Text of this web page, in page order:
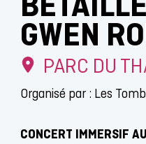
GWEN
PARC DU
Organisé par : Les
CONCERT IMMERSIF